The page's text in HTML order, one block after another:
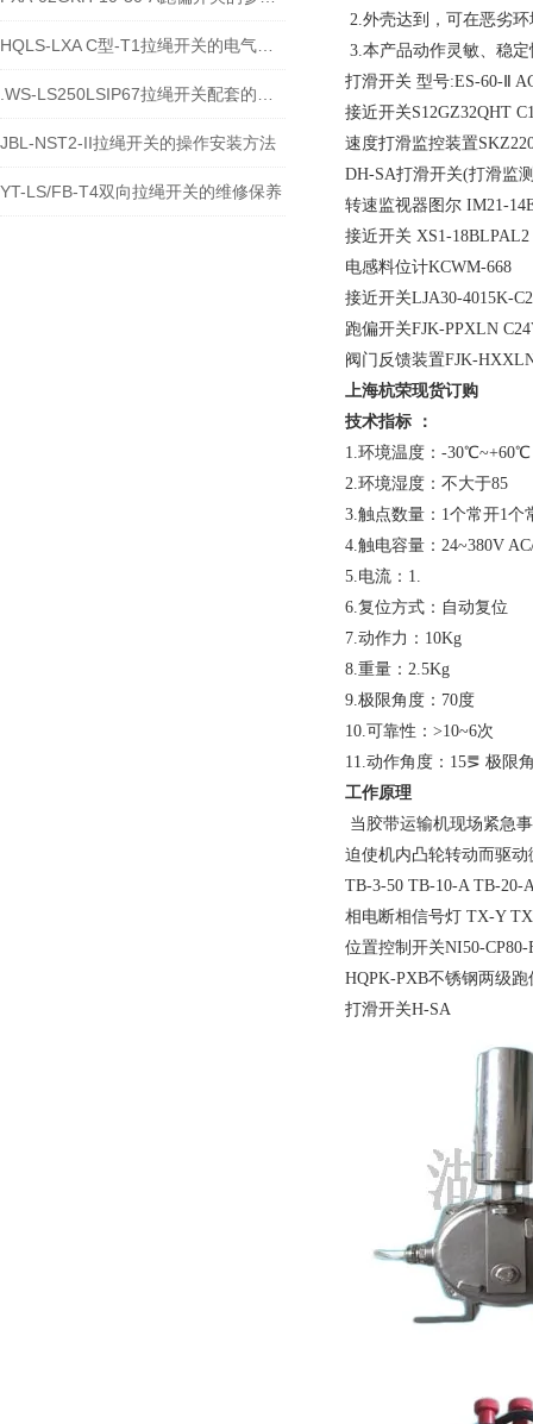
JBL-NST2-II拉绳开关的操作安装方法
YT-LS/FB-T4双向拉绳开关的维修保养
2.外壳达到，可在恶劣
3.本产品动作灵敏、稳
打滑开关 型号:ES-60-Ⅱ
接近开关S12GZ32QHT
速度打滑监控装置
DH-SA打滑开关(打滑监
转速监视器图尔 IM21-
接近开关 XS1-
电感料位计KCWM-668
接近开关LJA30-4015K-
跑偏开关FJK-PPXLN
阀门反馈装置FJK-
上海杭荣现货订购
技术指标 ：
1.环境温度：-30℃~+60℃
2.环境湿度：不大于85
3.触点数量：1个常开1个
4.触电容量：24~380V
5.电流：1.
6.复位方式：自动复位
7.动作力：10Kg
8.重量：2.5Kg
9.极限角度：70度
10.可靠性：>10~6次
11.动作角度：15⪚ 极限
工作原理
当胶带运输机现场紧急
迫使机内凸轮转动而驱
TB-3-50 TB-10-A TB-
相电断相信号灯 TX-Y
位置控制开关NI50-CP80-
HQPK-PXB不锈钢两级
打滑开关H-SA